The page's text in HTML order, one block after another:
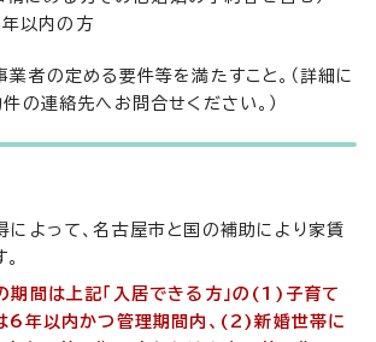
以内の方
者の定める要件等を満たすこと。（詳細に
の連絡先へお問合せください。）
によって、名古屋市と国の補助により家賃
期間は上記「入居できる方」の(1)子育て
6年以内かつ管理期間内、(2)新婚世帯に